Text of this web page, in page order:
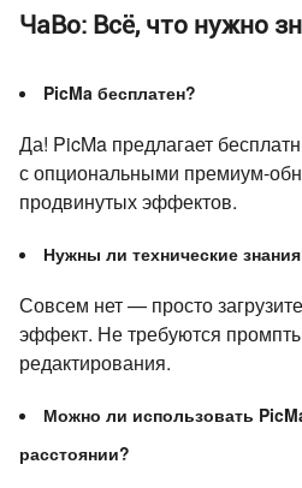
ЧаВо: Всё, что нужно
PicMa бесплатен?
Да! PicMa предлагает
с опциональными премиум-
продвинутых эффектов.
Нужны ли технические
Совсем нет — просто
эффект. Не требуются
редактирования.
Можно ли использовать
расстоянии?